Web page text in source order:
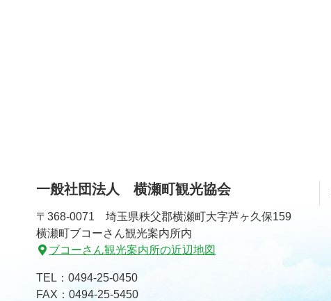
本
の
先
頭
へ
戻
頭
戻
る
一般社団法人 横瀬町観光協会
〒368-0071 埼玉県秩父郡横瀬町大字芦ヶ久保159
横瀬町ブコーさん観光案内所内
ブコーさん観光案内所の近辺地図
TEL： 0494-25-0450
FAX：0494-25-5450